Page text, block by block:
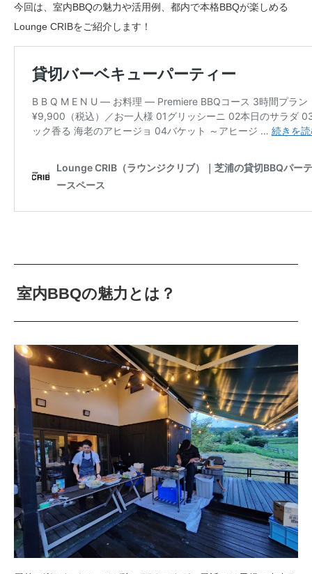
今回は、室内BBQの魅力や活用例、都内で本格BBQが楽しめる
Lounge CRIBをご紹介します！
室内BBQの魅力とは？